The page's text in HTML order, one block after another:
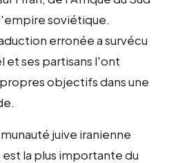
soviétique.
erronée a survécu
et ses partisans l'ont
objectifs dans une
juive iranienne
la plus importante du